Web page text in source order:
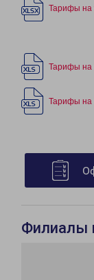
Тарифы на
Тарифы на
Тарифы на
Филиалы